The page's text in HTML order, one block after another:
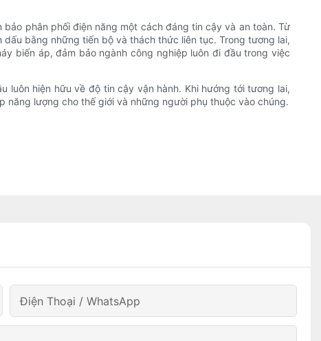
phân phối điện năng một cách đáng tin cậy và an toàn. Từ
bằng những tiến bộ và thách thức liên tục. Trong tương lai,
biến áp, đảm bảo ngành công nghiệp luôn đi đầu trong việc
hiện hữu về độ tin cậy vận hành. Khi hướng tới tương lai,
lượng cho thế giới và những người phụ thuộc vào chúng.
Điện Thoại / WhatsApp